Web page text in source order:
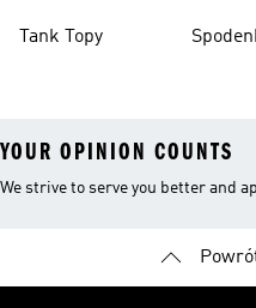
Tank Topy
YOUR OPINION COUNTS
We strive to serve you better and